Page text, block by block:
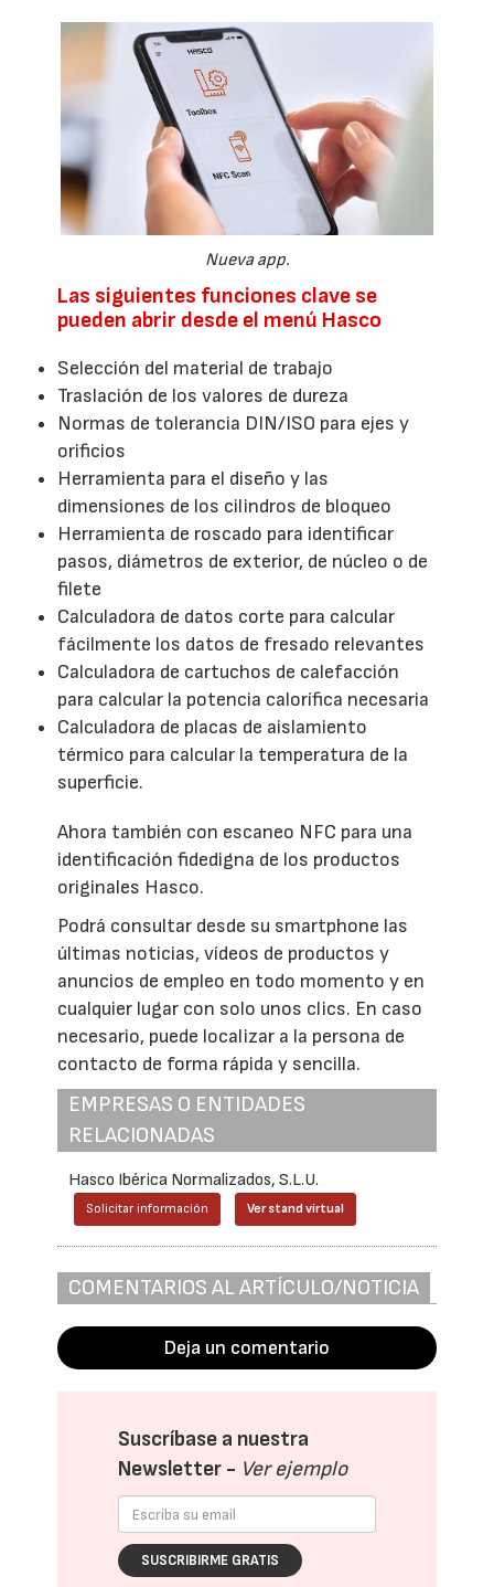
Nueva app.
Las siguientes funciones clave se
pueden abrir desde el menú Hasco
Selección del material de trabajo
Traslación de los valores de dureza
Normas de tolerancia DIN/ISO para ejes y
orificios
Herramienta para el diseño y las
dimensiones de los cilindros de bloqueo
Herramienta de roscado para identificar
pasos, diámetros de exterior, de núcleo o de
filete
Calculadora de datos corte para calcular
fácilmente los datos de fresado relevantes
Calculadora de cartuchos de calefacción
para calcular la potencia calorífica necesaria
Calculadora de placas de aislamiento
térmico para calcular la temperatura de la
superficie.
Ahora también con escaneo NFC para una
identificación fidedigna de los productos
originales Hasco.
Podrá consultar desde su smartphone las
últimas noticias, vídeos de productos y
anuncios de empleo en todo momento y en
cualquier lugar con solo unos clics. En caso
necesario, puede localizar a la persona de
contacto de forma rápida y sencilla.
EMPRESAS O ENTIDADES
RELACIONADAS
Hasco Ibérica Normalizados, S.L.U.
Solicitar información Ver stand virtual
COMENTARIOS AL ARTÍCULO/NOTICIA
Deja un comentario
Suscríbase a nuestra
Newsletter - Ver ejemplo
SUSCRIBIRME GRATIS